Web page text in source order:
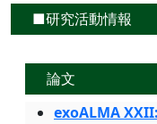
■研究活動情報
論文
exoALMA